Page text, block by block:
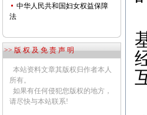
中华人民共和国妇女权益保障
法
>> 版 权 及 免 责 声 明
本站资料文章其版权归作者本人
所有。
如果有任何侵犯您版权的地方，
请尽快与本站联系!